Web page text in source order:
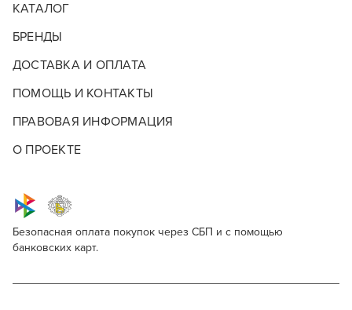
КАТАЛОГ
БРЕНДЫ
ДОСТАВКА И ОПЛАТА
ПОМОЩЬ И КОНТАКТЫ
ПРАВОВАЯ ИНФОРМАЦИЯ
О ПРОЕКТЕ
Безопасная оплата покупок через СБП и с помощью
банковских карт.
SensiDO Cover shades 3 in ONE 6/013